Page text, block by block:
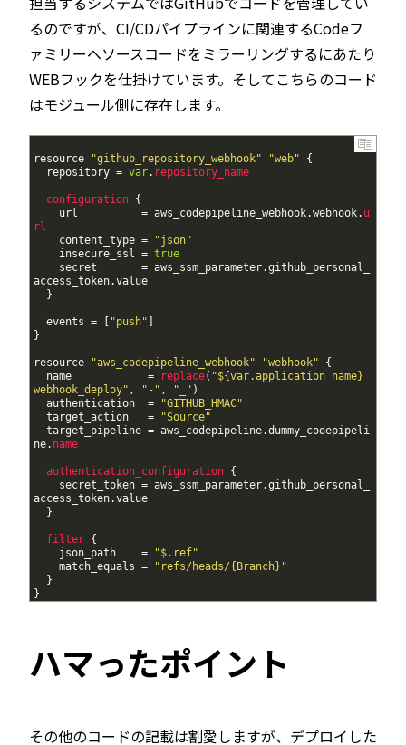
るのですが、CI/CDパイプラインに関連するCodeフ
ァミリーへソースコードをミラーリングするにあたり
WEBフックを仕掛けています。そしてこちらのコード
はモジュール側に存在します。
resource "github_repository_webhook" "web"
{
repository = var. repository_name
configuration {
url
= aws_codepipeline_webhook.webhook. u
rl
content_type =
"json"
insecure_ssl = true
secret
= aws_ssm_parameter.github_personal_
access_token.value
}
events = "push"
}
resource "aws_codepipeline_webhook" "webhook"
{
name
= replace( "${var.application_name}_
webhook_deploy" , "-" , "_" )
authentication
=
"GITHUB_HMAC"
target_action
=
"Source"
target_pipeline = aws_codepipeline.dummy_codepipeli
ne. name
authentication_configuration {
secret_token = aws_ssm_parameter.github_personal_
access_token.value
}
filter {
json_path
=
"$.ref"
match_equals =
"refs/heads/{Branch}"
}
}
ハマったポイント
その他のコードの記載は割愛しますが、デプロイした